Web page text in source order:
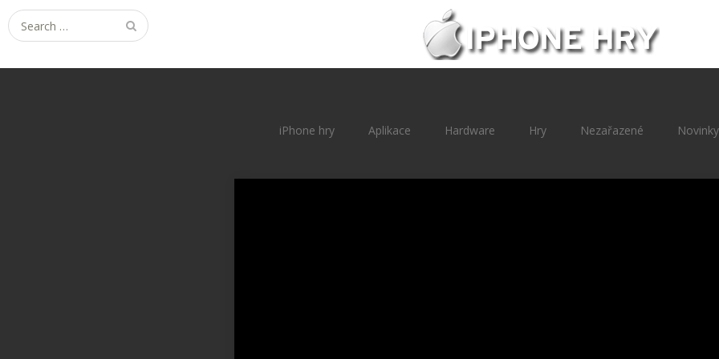
Search
for:
iPhone hry Aplikace Hardware Hry Nezařazené Novinky